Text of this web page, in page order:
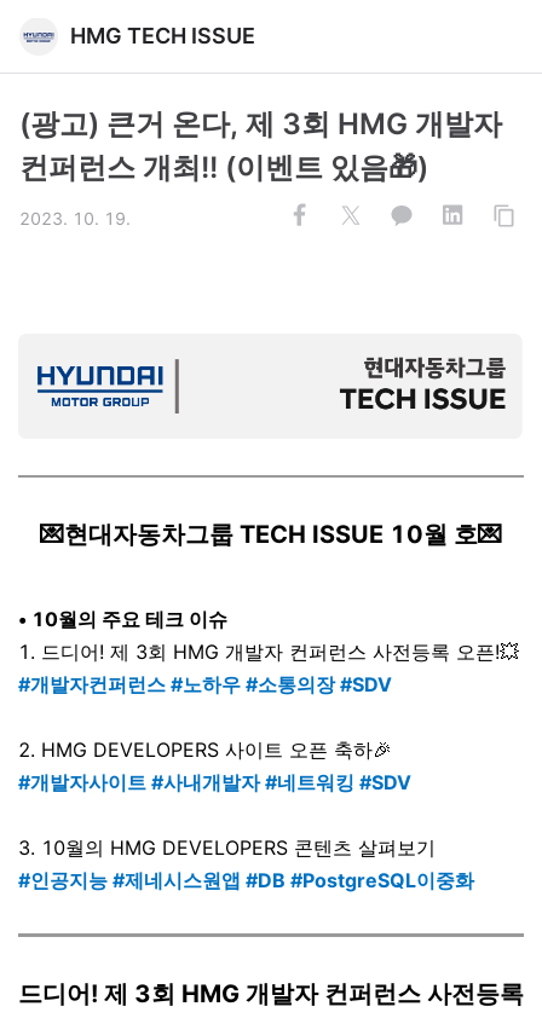
HMG TECH ISSUE
(광고) 큰거 온다, 제 3회 HMG 개발자
컨퍼런스 개최!! (이벤트 있음🎁)
2023. 10. 19.
💌현대자동차그룹 TECH ISSUE 10월 호💌
• 10월의 주요 테크 이슈
1. 드디어! 제 3회 HMG 개발자 컨퍼런스 사전등록 오픈!💥
#개발자컨퍼런스 #노하우 #소통의장 #SDV
2. HMG DEVELOPERS 사이트 오픈 축하🎉
#개발자사이트 #사내개발자#네트워킹 #SDV
3. 10월의 HMG DEVELOPERS 콘텐츠 살펴보기
#인공지능 #제네시스원앱 #DB #PostgreSQL이중화
드디어! 제 3회 HMG 개발자 컨퍼런스 사전등록